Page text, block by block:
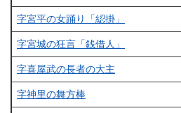
字宮平の女踊り「綛掛」
字宮城の狂言「銭借人」
字喜屋武の長者の大主
字神里の舞方棒